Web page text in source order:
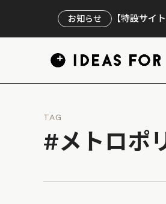
お知らせ 【特設サイ
TAG
#メトロポ